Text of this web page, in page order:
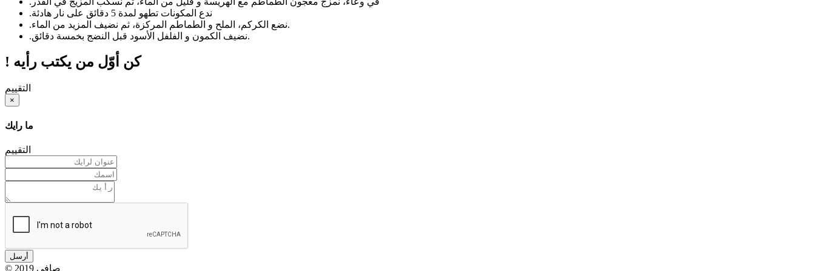
.
ندع المكونات تطهو لمدة 5 دقائق على نار هادئة
.
نضع الكركم، الملح و الطماطم المركزة، ثم نضيف المزيد من الماء.
.
نضيف الكمون و الفلفل الأسود قبل النضج بخمسة دقائق.
! كن أوّل من يكتب رأيه
التقييم
×
ما رايك
التقييم
أرسل
© 2019 صافي